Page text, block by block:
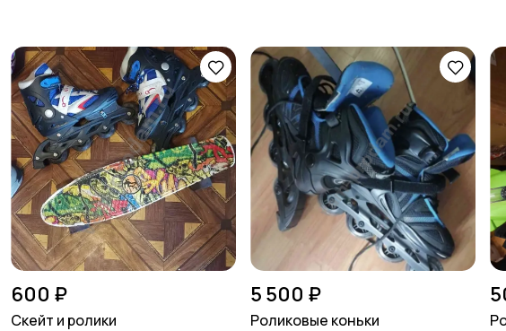
600 ₽
Скейт и ролики
5 500 ₽
Роликовые коньки